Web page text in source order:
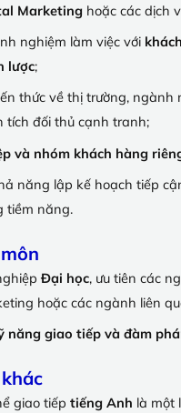
Marketinghoặc các dịch
nghiệm làm việc với
lược;
thức về thị trường,
tích đối thủ cạnh tranh;
và nhóm khách hàng
năng lập kế hoạch tiếp
tiềm năng.
Đại học, ưu tiên các
hoặc các ngành liên
năng giao tiếp và đàm
giao tiếp tiếng Anh là một